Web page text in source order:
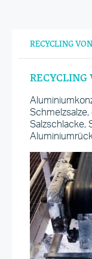
RECYCLING
RECYCLING
Salzschlacke,